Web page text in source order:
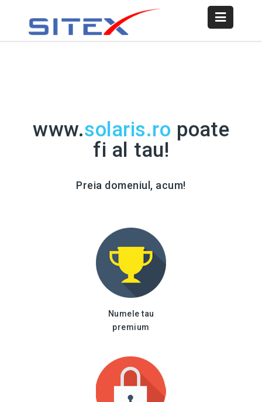
www.solaris.ro poate
fi al tau!
Preia domeniul, acum!
Numele tau
premium